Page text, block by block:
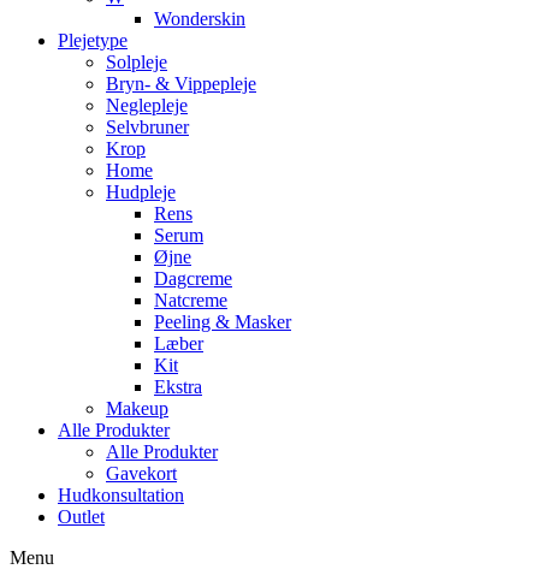
Wonderskin
Plejetype
Solpleje
Bryn- & Vippepleje
Neglepleje
Selvbruner
Krop
Home
Hudpleje
Rens
Serum
Øjne
Dagcreme
Natcreme
Peeling & Masker
Læber
Kit
Ekstra
Makeup
Alle Produkter
Alle Produkter
Gavekort
Hudkonsultation
Outlet
Menu